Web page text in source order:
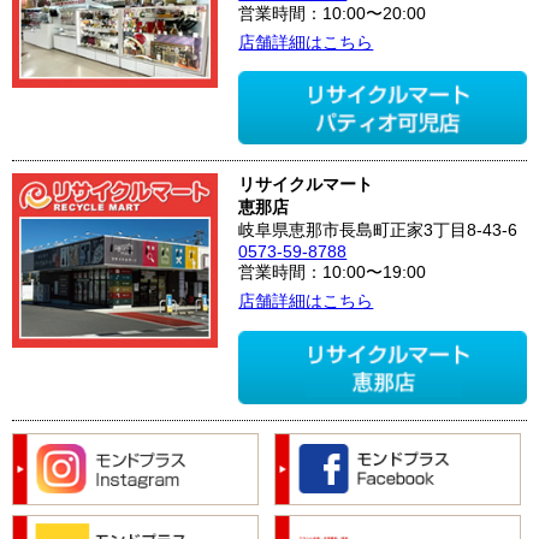
営業時間：10:00〜20:00
店舗詳細はこちら
リサイクルマート
恵那店
岐阜県恵那市長島町正家3丁目8-43-6
0573-59-8788
営業時間：10:00〜19:00
店舗詳細はこちら